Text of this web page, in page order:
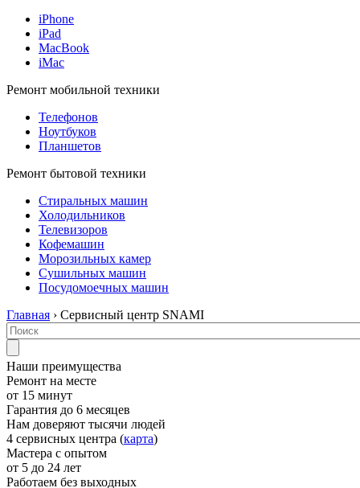
iPhone
iPad
MacBook
iMac
Ремонт мобильной техники
Телефонов
Ноутбуков
Планшетов
Ремонт бытовой техники
Стиральных машин
Холодильников
Телевизоров
Кофемашин
Морозильных камер
Сушильных машин
Посудомоечных машин
Главная › Сервисный центр SNAMI
Наши преимущества
Ремонт на месте
от 15 минут
Гарантия до 6 месяцев
Нам доверяют тысячи людей
4 сервисных центра (карта)
Мастера с опытом
от 5 до 24 лет
Работаем без выходных